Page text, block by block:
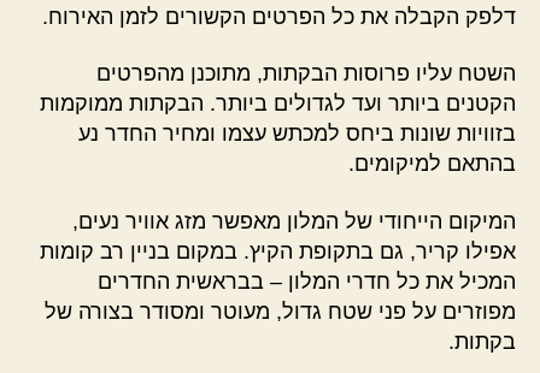
דלפק הקבלה את כל הפרטים הקשורים לזמן האירוח.
השטח עליו פרוסות הבקתות, מתוכנן מהפרטים
הקטנים ביותר ועד לגדולים ביותר. הבקתות ממוקמות
בזוויות שונות ביחס למכתש עצמו ומחיר החדר נע
בהתאם למיקומים.
המיקום הייחודי של המלון מאפשר מזג אוויר נעים,
אפילו קריר, גם בתקופת הקיץ. במקום בניין רב קומות
המכיל את כל חדרי המלון – בבראשית החדרים
מפוזרים על פני שטח גדול, מעוטר ומסודר בצורה של
בקתות.